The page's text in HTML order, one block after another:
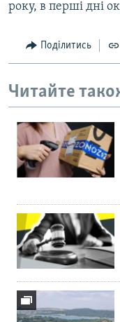
року, в перші дні
Поділитись
Читайте